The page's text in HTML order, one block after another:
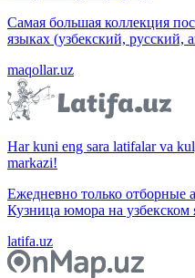
Самая большая коллекция
языках (узбекский, русский,
maqollar.uz
Har kuni eng sara latifalar va
markazi!
Ежедневно только отборные
Кузница юмора на узбекском
latifa.uz